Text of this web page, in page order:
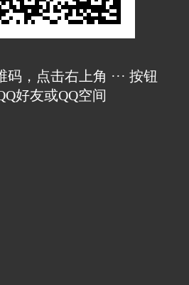
，点击右上角 ··· 按钮
好友或QQ空间